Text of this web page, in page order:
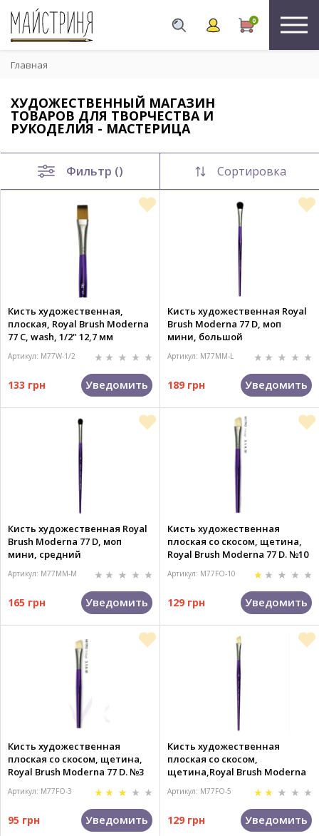
0
Главная
ХУДОЖЕСТВЕННЫЙ МАГАЗИН
ТОВАРОВ ДЛЯ ТВОРЧЕСТВА И
РУКОДЕЛИЯ - МАСТЕРИЦА
Фильтр () Сортировка
Кисть художественная,
плоская, Royal Brush Moderna
77 C, wash, 1/2" 12,7 мм
Артикул: M77W-1/2
133 грн Уведомить
Кисть художественная Royal
Brush Moderna 77 D, моп
мини, большой
Артикул: M77MM-L
189 грн Уведомить
Кисть художественная Royal
Brush Moderna 77 D, моп
мини, средний
Артикул: M77MM-M
165 грн Уведомить
Кисть художественная
плоская со скосом, щетина,
Royal Brush Moderna 77 D. №10
Артикул: M77FO-10
129 грн Уведомить
Кисть художественная
плоская со скосом, щетина,
Royal Brush Moderna 77 D. №3
Артикул: M77FO-3
95 грн Уведомить
Кисть художественная
плоская со скосом,
щетина,Royal Brush Moderna
Артикул: M77FO-5
129 грн Уведомить